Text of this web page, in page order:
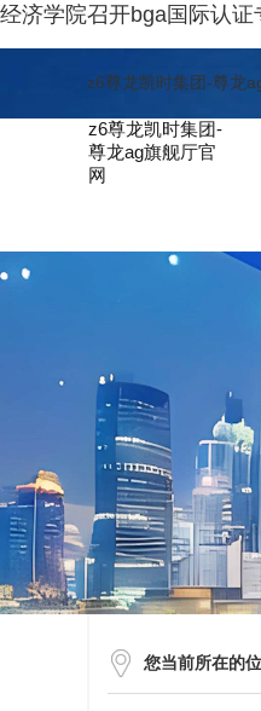
经济学院召开bga国际认
z6尊龙凯时集团-尊龙
z6尊龙凯时集团-
尊龙ag旗舰厅官
网
您当前所在的位